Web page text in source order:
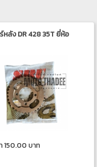
หลัง DR 428 35T ยี่ห้อ
150.00 บาท